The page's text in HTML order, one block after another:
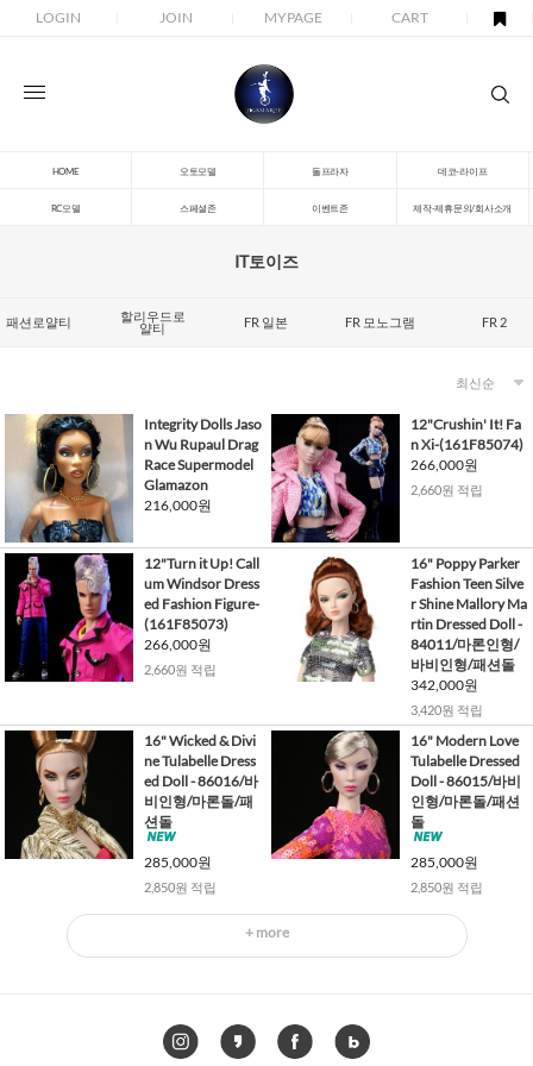
LOGIN JOIN MYPAGE CART
HOME 오토모델 돌프라자 데코-라이프
RC모델 스페셜존 이벤트존 제작-제휴문의/회사소개
IT토이즈
패션로얄티 할리우드로
얄티 FR 일본 FR 모노그램 FR 2
Integrity Dolls Jaso
n Wu Rupaul Drag
Race Supermodel
Glamazon
216,000원
12"Crushin' It! Fa
n Xi-(161F85074)
266,000원
2,660원 적립
12"Turn it Up! Call
um Windsor Dress
ed Fashion Figure-
(161F85073)
266,000원
2,660원 적립
16" Poppy Parker
Fashion Teen Silve
r Shine Mallory Ma
rtin Dressed Doll -
84011/마론인형/
바비인형/패션돌
342,000원
3,420원 적립
16" Wicked & Divi
ne Tulabelle Dress
ed Doll - 86016/바
비인형/마론돌/패
션돌
285,000원
2,850원 적립
16" Modern Love
Tulabelle Dressed
Doll - 86015/바비
인형/마론돌/패션
돌
285,000원
2,850원 적립
+ more